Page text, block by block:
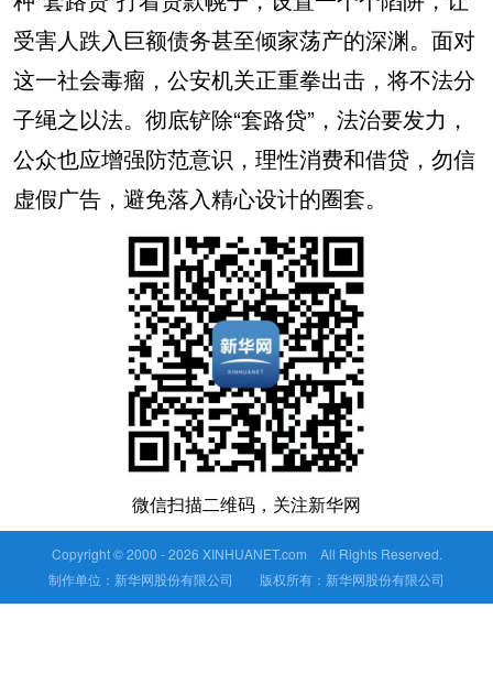
受害人跌入巨额债务甚至倾家荡产的深渊。面对
这一社会毒瘤，公安机关正重拳出击，将不法分
子绳之以法。彻底铲除“套路贷”，法治要发力，
公众也应增强防范意识，理性消费和借贷，勿信
虚假广告，避免落入精心设计的圈套。
微信扫描二维码，关注新华网
Copyright © 2000 -2026 XINHUANET.com All Rights Reserved.
制作单位：新华网股份有限公司 版权所有：新华网股份有限公司